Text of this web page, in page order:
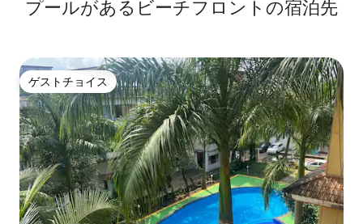
チ）
プールがあるビーチフロントの宿泊先
ゲストチョイス
ゲストチョイス